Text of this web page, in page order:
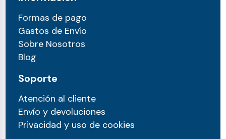
Formas de pago
Gastos de Envío
Sobre Nosotros
Blog
Soporte
Atención al cliente
Envío y devoluciones
Privacidad y uso de cookies